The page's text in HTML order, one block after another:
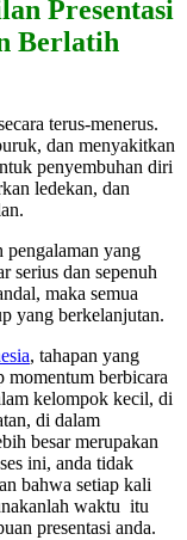
Presentasi
Berlatih
terus-menerus.
dan menyakitkan
penyembuhan diri
ledekan, dan
pengalaman yang
serius dan sepenuh
maka semua
yang berkelanjutan.
, tahapan yang
momentum berbicara
kelompok kecil, di
di dalam
besar merupakan
ini, anda tidak
bahwa setiap kali
waktu itu
presentasi anda.